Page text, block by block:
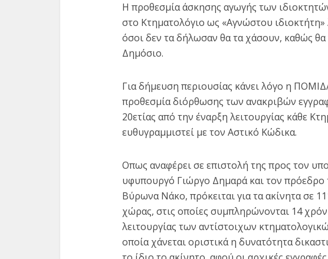
Η προθεσμία άσκησης αγωγής των
στο Κτηματολόγιο ως «Αγνώστου ιδιοκτήτη»
όσοι δεν τα δήλωσαν θα τα χάσουν, καθώς
Δημόσιο.
Για δήμευση περιουσίας κάνει λόγο η
προθεσμία διόρθωσης των ανακριβών
20ετίας από την έναρξη λειτουργίας κάθε
ευθυγραμμιστεί με τον Αστικό Κώδικα.
Οπως αναφέρει σε επιστολή της προς τον
υφυπουργό Γιώργο Δημαρά και τον πρόεδρο
Βύρωνα Νάκο, πρόκειται για τα ακίνητα σε
χώρας, στις οποίες συμπληρώνονται 14
λειτουργίας των αντίστοιχων
οποία χάνεται οριστικά η δυνατότητα
Προς
διαγνωστικά
Άκαρπη η...